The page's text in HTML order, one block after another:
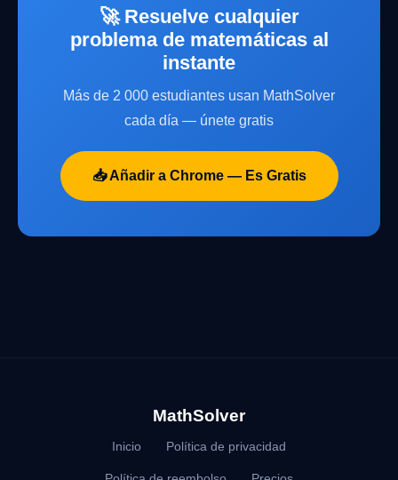
🚀 Resuelve cualquier
problema de matemáticas al
instante
Más de 2 000 estudiantes usan MathSolver
cada día — únete gratis
📥 Añadir a Chrome — Es Gratis
MathSolver
Inicio Política de privacidad